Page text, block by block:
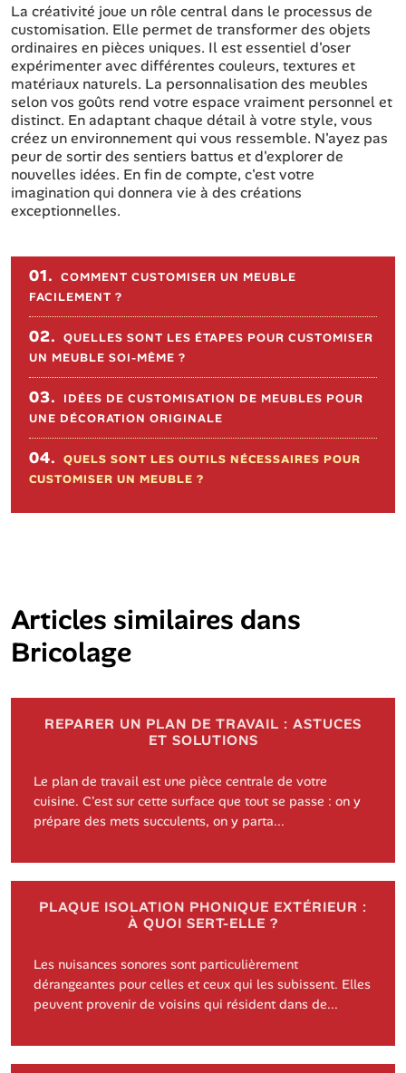
La créativité joue un rôle central dans le processus de
customisation. Elle permet de transformer des objets
ordinaires en pièces uniques. Il est essentiel d'oser
expérimenter avec différentes couleurs, textures et
matériaux naturels. La personnalisation des meubles
selon vos goûts rend votre espace vraiment personnel et
distinct. En adaptant chaque détail à votre style, vous
créez un environnement qui vous ressemble. N'ayez pas
peur de sortir des sentiers battus et d'explorer de
nouvelles idées. En fin de compte, c'est votre
imagination qui donnera vie à des créations
exceptionnelles.
Sommaire de l'article
01. COMMENT CUSTOMISER UN MEUBLE
FACILEMENT ?
02. QUELLES SONT LES ÉTAPES POUR CUSTOMISER
UN MEUBLE SOI-MÊME ?
03.
IDÉES DE CUSTOMISATION DE MEUBLES POUR
UNE DÉCORATION ORIGINALE
04. QUELS SONT LES OUTILS NÉCESSAIRES POUR
CUSTOMISER UN MEUBLE ?
Articles similaires dans
Bricolage
REPARER UN PLAN DE TRAVAIL : ASTUCES
ET SOLUTIONS
Le plan de travail est une pièce centrale de votre
cuisine. C'est sur cette surface que tout se passe : on y
prépare des mets succulents, on y parta...
PLAQUE ISOLATION PHONIQUE EXTÉRIEUR :
À QUOI SERT-ELLE ?
Les nuisances sonores sont particulièrement
dérangeantes pour celles et ceux qui les subissent. Elles
peuvent provenir de voisins qui résident dans de...